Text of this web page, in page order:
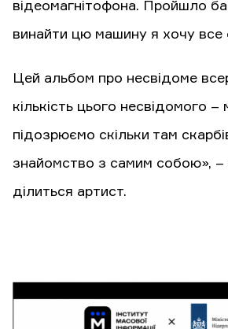
відеомагнітофона. Пройшло
винайти цю машину я хочу все
Цей альбом про несвідоме
кількість цього несвідомого –
підозрюємо скільки там
знайомство з самим собою», –
ділиться артист.